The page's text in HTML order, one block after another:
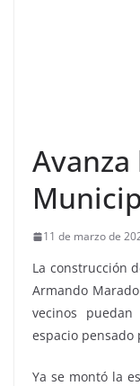
11 de marzo de
La construcción
Armando
vecinos
espacio
Ya se montó la